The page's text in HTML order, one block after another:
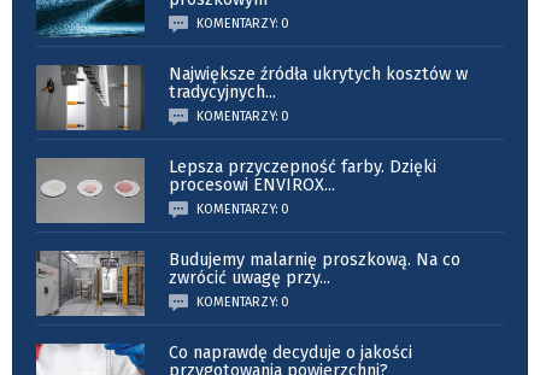
KOMENTARZY: 0
Największe źródła ukrytych kosztów w
tradycyjnych...
KOMENTARZY: 0
Lepsza przyczepność farby. Dzięki
procesowi ENVIROX...
KOMENTARZY: 0
Budujemy malarnię proszkową. Na co
zwrócić uwagę przy...
KOMENTARZY: 0
Co naprawdę decyduje o jakości
przygotowania powierzchni?